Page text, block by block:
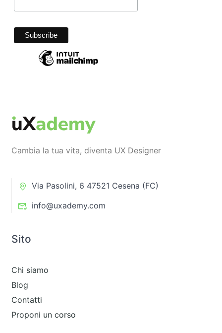
Cambia la tua vita, diventa UX Designer
Via Pasolini, 6 47521 Cesena (FC)
info@uxademy.com
Sito
Chi siamo
Blog
Contatti
Proponi un corso